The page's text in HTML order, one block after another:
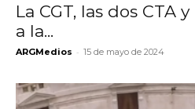
La CGT, las dos CTA
a la...
ARGMedios - 15 de mayo de 2024